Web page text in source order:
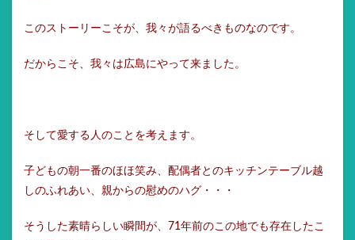
このストーリーこそが、我々が語るべきものなのです。
だからこそ、我々は広島にやって来ました。
そして愛する人のことを考えます。
子どもの朝一番のほほ笑み、配偶者とのキッチンテーブル越
しのふれあい、親からの慰めのハグ・・・
そうした素晴らしい瞬間が、71年前のこの地でも存在したこ